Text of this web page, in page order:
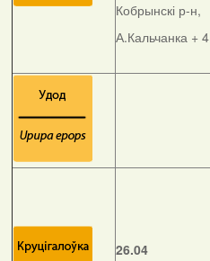
Кобрынскі р-н,
А.Кальчанка + 4
26.04